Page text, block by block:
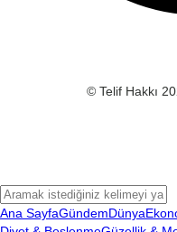
© Telif Hakkı
Ana SayfaGündemDünya